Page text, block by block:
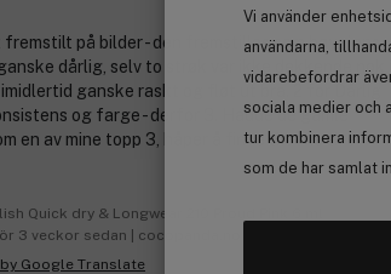
Vi använder
användarna,
vidarebefordrar
sociala medier och
tur kombinera
som de har samlat
på bilder - den fremstilles som høyglans -
dårlig, selv to strøk var ikke dekkende nok i
ganske raskt og fløt ut bra. 2 for Dårlig
og farge - derfor 3. Hadde de gamle
en av mine topp 3, håper å finne tilbake til en
Quick dry & Longwear 210 Proud Pink 6 ml
3 veckor sedan | cocopanda.no